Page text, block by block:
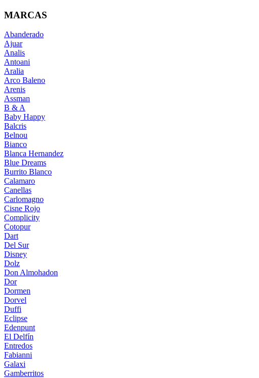
MARCAS
Abanderado
Ajuar
Analis
Antoani
Aralia
Arco Baleno
Arenis
Assman
B & A
Baby Happy
Balcris
Belnou
Bianco
Blanca Hernandez
Blue Dreams
Burrito Blanco
Calamaro
Canellas
Carlomagno
Cisne Rojo
Complicity
Cotopur
Dart
Del Sur
Disney
Dolz
Don Almohadon
Dor
Dormen
Dorvel
Duffi
Eclipse
Edenpunt
El Delfín
Entredos
Fabianni
Galaxi
Gamberritos